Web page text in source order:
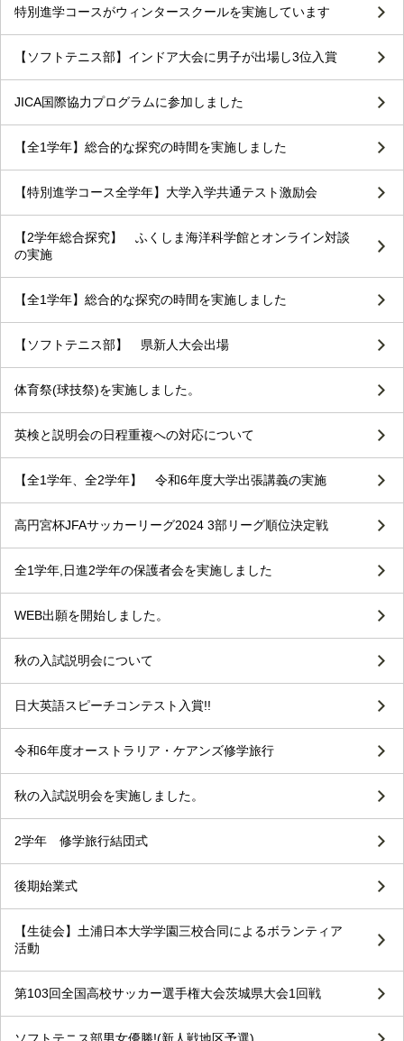
特別進学コースがウィンタースクールを実施しています
【ソフトテニス部】インドア大会に男子が出場し3位入賞
JICA国際協力プログラムに参加しました
【全1学年】総合的な探究の時間を実施しました
【特別進学コース全学年】大学入学共通テスト激励会
【2学年総合探究】 ふくしま海洋科学館とオンライン対談
の実施
【全1学年】総合的な探究の時間を実施しました
【ソフトテニス部】 県新人大会出場
体育祭(球技祭)を実施しました。
英検と説明会の日程重複への対応について
【全1学年、全2学年】 令和6年度大学出張講義の実施
高円宮杯JFAサッカーリーグ2024 3部リーグ順位決定戦
全1学年,日進2学年の保護者会を実施しました
WEB出願を開始しました。
秋の入試説明会について
日大英語スピーチコンテスト入賞!!
令和6年度オーストラリア・ケアンズ修学旅行
秋の入試説明会を実施しました。
2学年 修学旅行結団式
後期始業式
【生徒会】土浦日本大学学園三校合同によるボランティア
活動
第103回全国高校サッカー選手権大会茨城県大会1回戦
ソフトテニス部男女優勝!(新人戦地区予選)